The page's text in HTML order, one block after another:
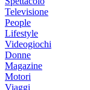
Televisione
People
Lifestyle
Videogiochi
Donne
Magazine
Motori
Viaggi